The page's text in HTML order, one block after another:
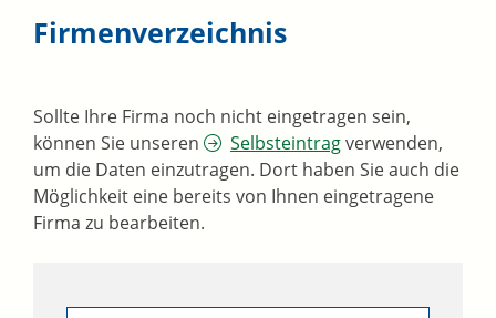
Firmenverzeichnis
Sollte Ihre Firma noch nicht eingetragen sein,
können Sie unseren
Selbsteintragverwenden,
um die Daten einzutragen. Dort haben Sie auch die
Möglichkeit eine bereits von Ihnen eingetragene
Firma zu bearbeiten.